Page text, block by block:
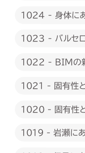
1024 - 身体にあ
1023 - バルセ
1022 - BIMの
1021 - 固有性と
1020 - 固有性
1019 - 岩瀬に